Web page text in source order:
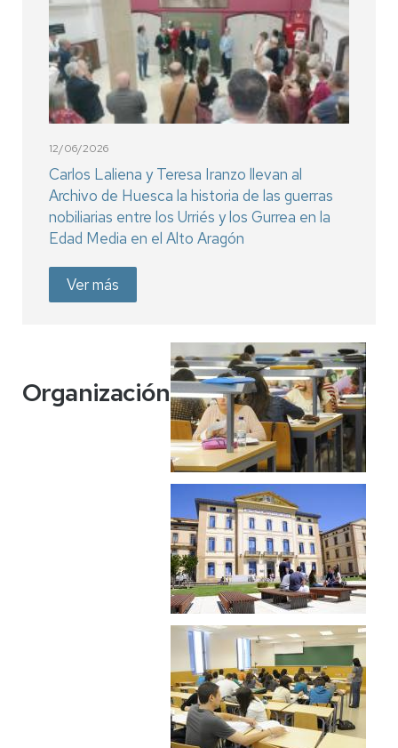
12/06/2026
Carlos Laliena y Teresa Iranzo llevan al
Archivo de Huesca la historia de las guerras
nobiliarias entre los Urriés y los Gurrea en la
Edad Media en el Alto Aragón
Ver más
Organización